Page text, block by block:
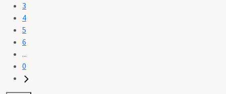
3
4
5
6
...
0